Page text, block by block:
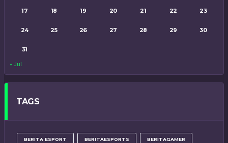
17 18 19 20 21 22 23
24 25 26 27 28 29 30
31
« Jul
TAGS
BERITA ESPORT BERITAESPORTS BERITAGAMER